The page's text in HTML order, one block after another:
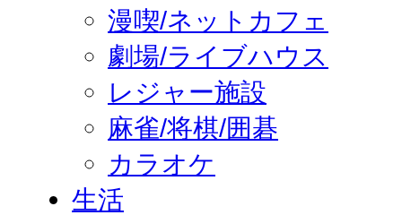
漫喫/ネットカフェ
劇場/ライブハウス
レジャー施設
麻雀/将棋/囲碁
カラオケ
生活